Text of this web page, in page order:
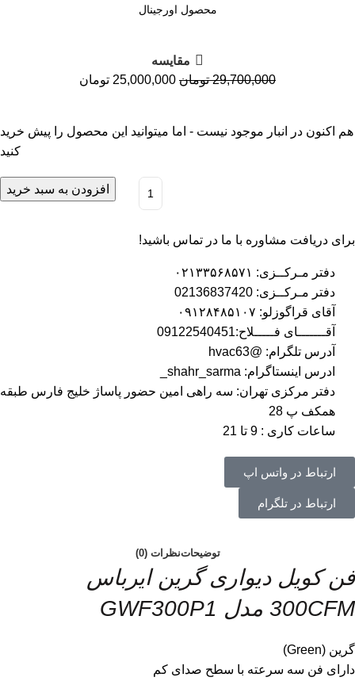
محصول اورجینال
مقايسه
29,700,000 تومان 25,000,000 تومان
هم اکنون در انبار موجود نیست - اما میتوانید این محصول را پیش خرید
کنید
افزودن به سبد خرید
برای دریافت مشاوره با ما در تماس باشید!
دفتر مـرکــزی: ۰۲۱۳۳۵۶۸۵۷۱
دفتر مـرکــزی: 02136837420
آقای قراگوزلو: ۰۹۱۲۸۴۸۵۱۰۷
آقـــــــای فـــــلاح:09122540451
آدرس تلگرام: @hvac63
ادرس اینستاگرام: shahr_sarma_
دفتر مرکزی تهران: سه راهی امین حضور پاساژ خلیج فارس طبقه
همکف پ 28
ساعات کاری : 9 تا 21
ارتباط در واتس اپ
ارتباط در تلگرام
توضیحاتنظرات (0)
فن کویل دیواری گرین ایرباس
300CFM مدل GWF300P1
گرین (Green)
دارای فن سه سرعته با سطح صدای کم